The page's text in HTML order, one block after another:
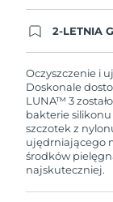
2-LETNIA
przypadku
od zakupu,
Oczyszczenie i
Doskonale
LUNA™ 3
bakterie
szczotek z
ujędrniającego
środków
najskuteczniej.